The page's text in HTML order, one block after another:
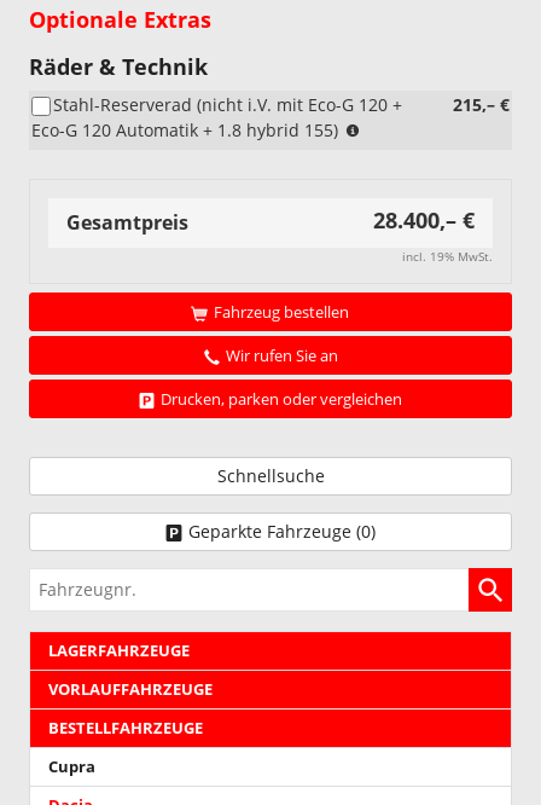
Optionale Extras
Räder & Technik
215,– €
Stahl-Reserverad (nicht i.V. mit Eco-G 120 +
Eco-G 120 Automatik + 1.8 hybrid 155)
Eco-
120
+
1.8
hybrid
Gesamtpreis 28.400,– €
incl. 19% MwSt.
Fahrzeug bestellen
Wir rufen Sie an
Drucken, parken oder vergleichen
Schnellsuche
Geparkte Fahrzeuge (0)
Fahrzeugnr.
LAGERFAHRZEUGE
VORLAUFFAHRZEUGE
BESTELLFAHRZEUGE
Cupra